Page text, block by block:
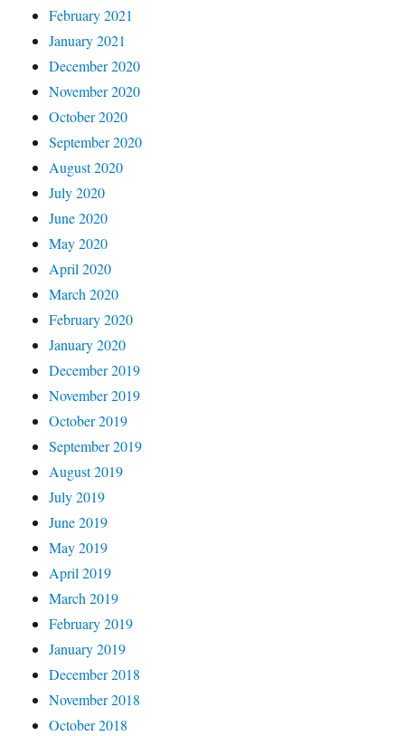
February 2021
January 2021
December 2020
November 2020
October 2020
September 2020
August 2020
July 2020
June 2020
May 2020
April 2020
March 2020
February 2020
January 2020
December 2019
November 2019
October 2019
September 2019
August 2019
July 2019
June 2019
May 2019
April 2019
March 2019
February 2019
January 2019
December 2018
November 2018
October 2018